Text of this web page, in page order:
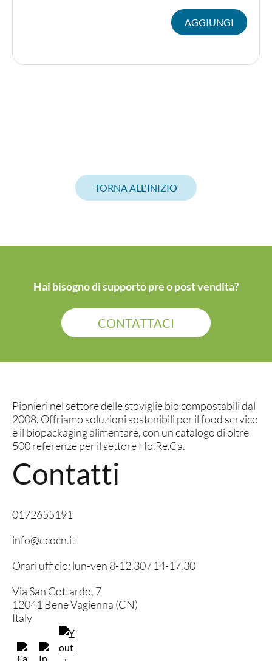
AGGIUNGI
TORNA ALL'INIZIO
Hai bisogno di supporto pre o post vendita?
CONTATTACI
Pionieri nel settore delle stoviglie bio compostabili dal
2008. Offriamo soluzioni sostenibili per il food service
e il biopackaging alimentare, con un catalogo di oltre
500 referenze per il settore Ho.Re.Ca.
Contatti
0172655191
info@ecocn.it
Orari ufficio: lun-ven 8-12.30 / 14-17.30
Via San Gottardo, 7
12041 Bene Vagienna (CN)
Italy